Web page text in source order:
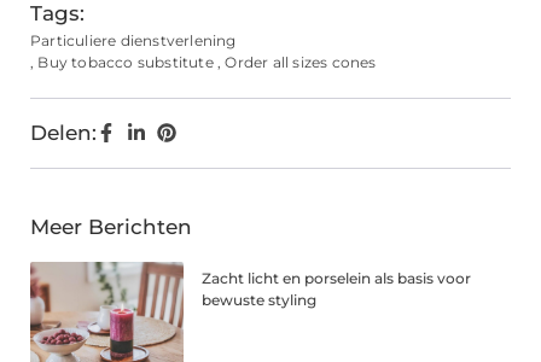
Tags:
Particuliere dienstverlening
, Buy tobacco substitute,Order all sizes cones
Delen:
Meer Berichten
Zacht licht en porselein als basis voor
bewuste styling